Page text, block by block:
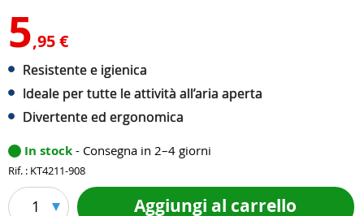
5,95 €
Resistente e igienica
Ideale per tutte le attività all’aria aperta
Divertente ed ergonomica
In stock - Consegna in 2–4 giorni
Rif. : KT4211-908
1 Aggiungi al carrello